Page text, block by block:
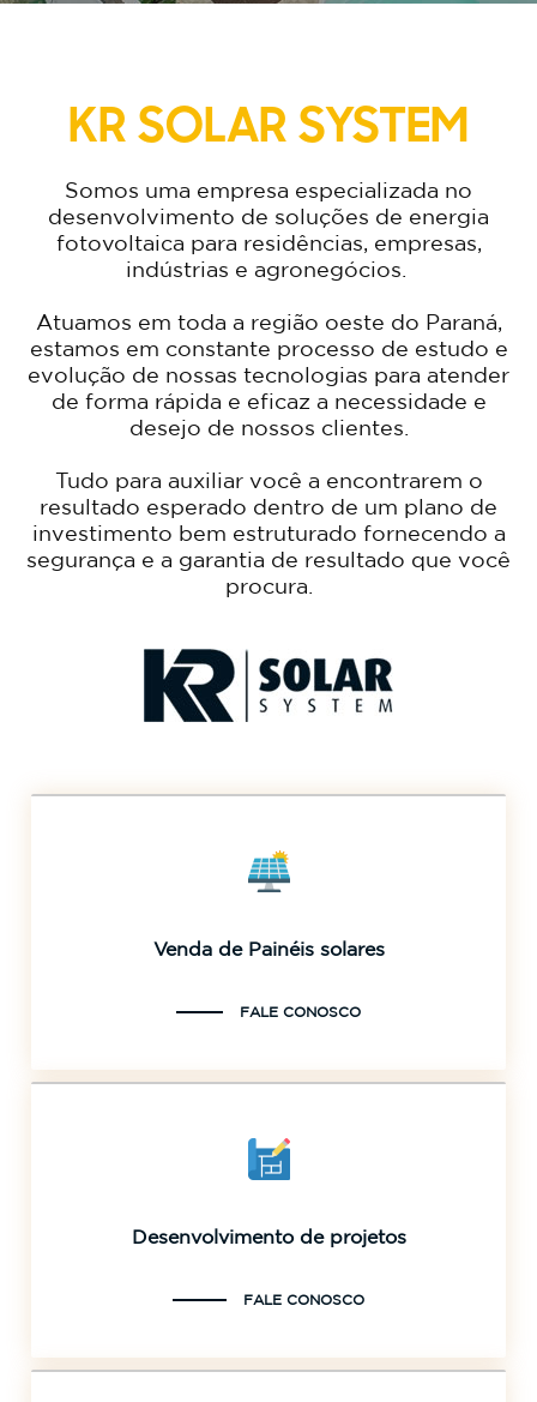
KR SOLAR SYSTEM
Somos uma empresa especializada no
desenvolvimento de soluções de energia
fotovoltaica para residências, empresas,
indústrias e agronegócios.
Atuamos em toda a região oeste do Paraná,
estamos em constante processo de estudo e
evolução de nossas tecnologias para atender
de forma rápida e eficaz a necessidade e
desejo de nossos clientes.
Tudo para auxiliar você a encontrarem o
resultado esperado dentro de um plano de
investimento bem estruturado fornecendo a
segurança e a garantia de resultado que você
procura.
Venda de Painéis solares
FALE CONOSCO
Desenvolvimento de projetos
FALE CONOSCO